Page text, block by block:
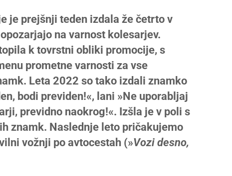
je prejšnji teden izdala že četrto v
na varnost kolesarjev.
k tovrstni obliki promocije, s
prometne varnosti za vse
Leta 2022 so tako izdali znamko
bodi previden!«, lani »Ne uporabljaj
previdno naokrog!«. Izšla je v poli s
znamk. Naslednje leto pričakujemo
vožnji po avtocestah (»Vozi desno,